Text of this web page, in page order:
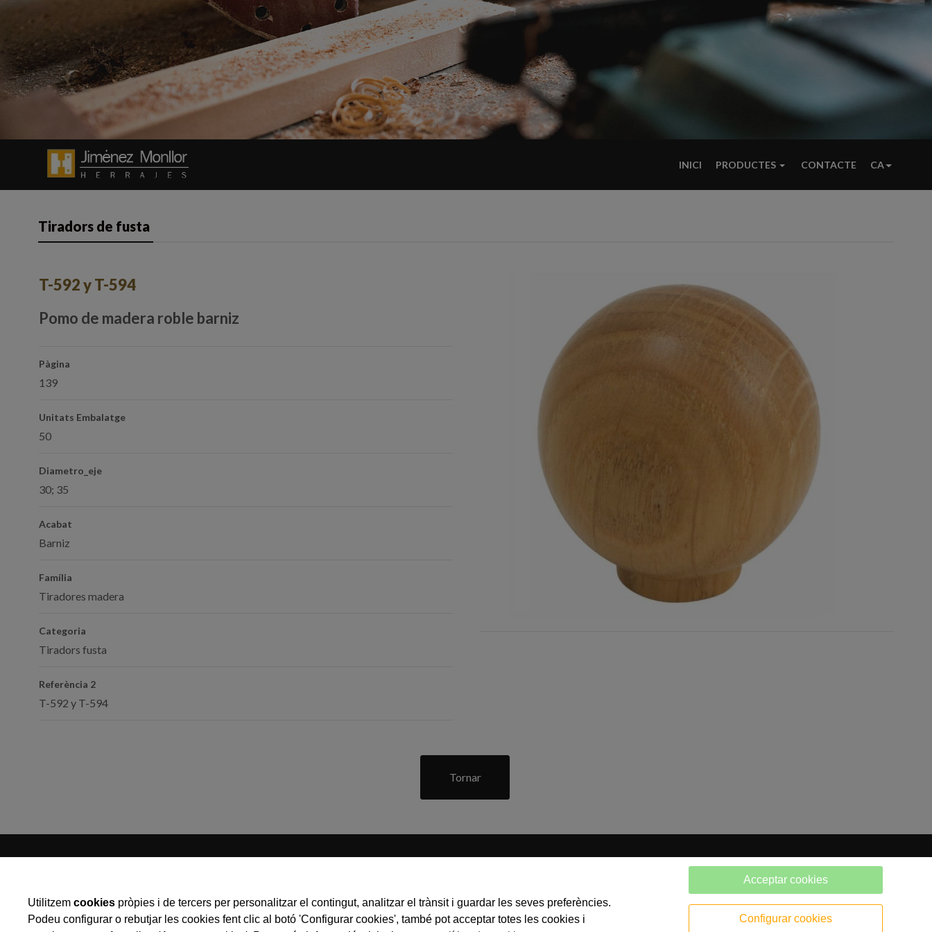
INICI PRODUCTES CONTACTE CA
Tiradors de fusta
T-592 y T-594
Pomo de madera roble barniz
Pàgina
139
Unitats Embalatge
50
Diametro_eje
30; 35
Acabat
Barniz
Família
Tiradores madera
Categoria
Tiradors fusta
Referència 2
T-592 y T-594
Tornar
C / Gran Bretanya, 7 - Pol. Ind. Pla de Llerona
08520 les Franqueses del Vallès
Utilitzemcookies pròpies i de tercers per personalitzar el contingut, analitzar el trànsit i guardar les seves preferències.
Podeu configurar o rebutjar les cookies fent clic al botó 'Configurar cookies', també pot acceptar totes les cookies i
Acceptar cookies
Configurar cookies